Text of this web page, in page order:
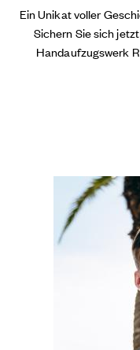
Ein Unikat voller
Sichern Sie sich
Handaufzugswerk